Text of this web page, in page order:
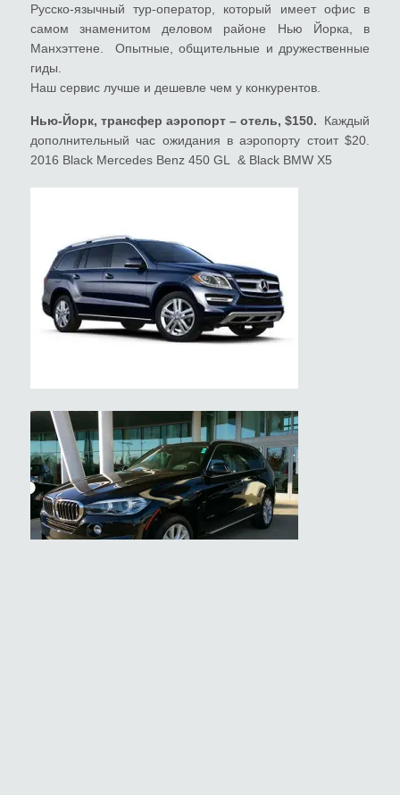
Русско-язычный тур-оператор, который имеет офис в
самом знаменитом деловом районе Нью Йорка, в
Манхэттене. Опытные, общительные и дружественные
гиды.
Наш сервис лучше и дешевле чем у конкурентов.
Нью-Йорк, трансфер аэропорт – отель, $150. Каждый
дополнительный час ожидания в аэропорту стоит $20.
2016 Black Mercedes Benz 450 GL & Black BMW X5